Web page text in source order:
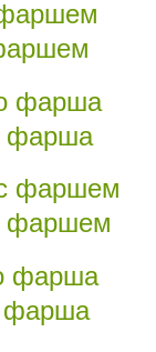
фарша
фаршем
фарша